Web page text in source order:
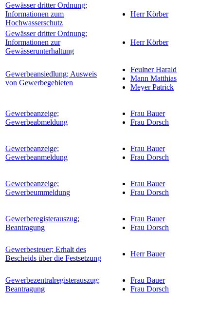
Gewässer dritter Ordnung;
Informationen zum
Hochwasserschutz
Herr Körber
Gewässer dritter Ordnung;
Informationen zur
Gewässerunterhaltung
Herr Körber
Gewerbeansiedlung; Ausweis
von Gewerbegebieten
Feulner Harald
Mann Matthias
Meyer Patrick
Gewerbeanzeige;
Gewerbeabmeldung
Frau Bauer
Frau Dorsch
Gewerbeanzeige;
Gewerbeanmeldung
Frau Bauer
Frau Dorsch
Gewerbeanzeige;
Gewerbeummeldung
Frau Bauer
Frau Dorsch
Gewerberegisterauszug;
Beantragung
Frau Bauer
Frau Dorsch
Gewerbesteuer; Erhalt des
Bescheids über die Festsetzung
Herr Bauer
Gewerbezentralregisterauszug;
Beantragung
Frau Bauer
Frau Dorsch